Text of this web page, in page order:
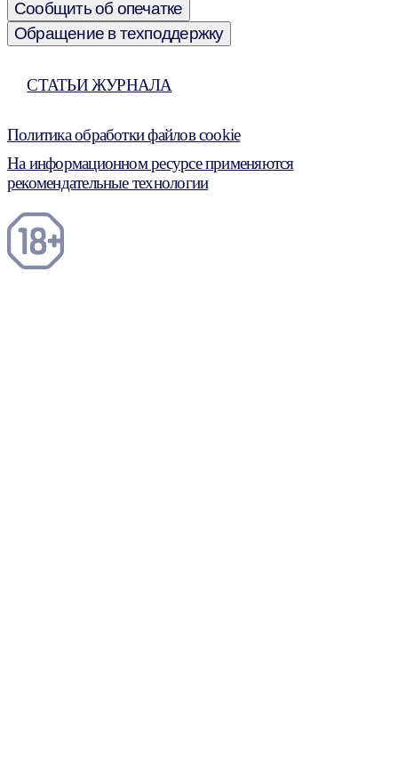
Сообщить об опечатке
Обращение в техподдержку
СТАТЬИ ЖУРНАЛА
Политика обработки файлов cookie
На информационном ресурсе применяются
рекомендательные технологии